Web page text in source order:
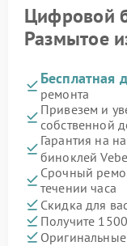
Цифровой
Размытое
Бесплатная
ремонта
Привезем и
собственной
Гарантия на
биноклей
Срочный
течении часа
Скидка для
Получите